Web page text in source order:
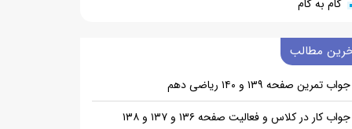
گام به گام
مطالب
جواب تمرین صفحه ۱۳۹ و ۱۴۰ ریاضی دهم
جواب کار در کلاس و فعالیت صفحه ۱۳۶ و ۱۳۷ و ۱۳۸